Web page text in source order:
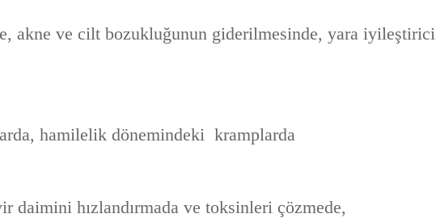
akne ve cilt bozukluğunun giderilmesinde, yara iyileştirici
hamilelik dönemindeki kramplarda
daimini hızlandırmada ve toksinleri çözmede,